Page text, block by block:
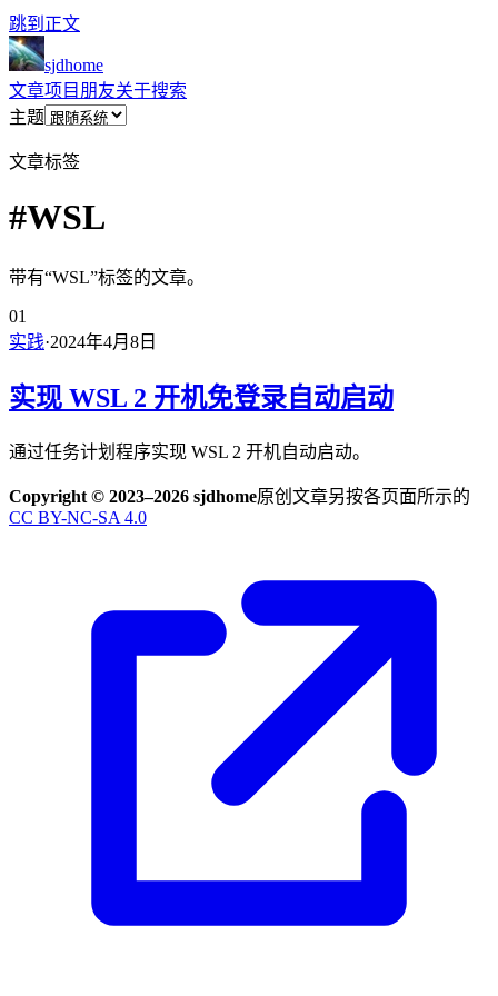
跳到正文
sjdhome
文章项目 朋友关于搜索
主题
文章标签
#WSL
带有“WSL”标签的文章。
01
实践·2024年4月8日
实现 WSL 2 开机免登录自动启动
通过任务计划程序实现 WSL 2 开机自动启动。
Copyright © 2023–2026 sjdhome原创文章另按各页面所示的
CC BY-NC-SA 4.0